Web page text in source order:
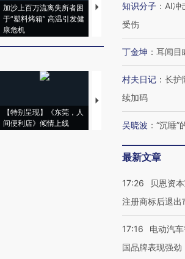
加沙上百万流离失所者困
于“塑料烤箱” 高温引发健
康危机
马航飞行员跨国走私7万
粒摇头丸 尿检体内含3种
【特别呈现】《东莞，人
间便利店》倾情上线
【推广】走进第四届链博
会，让数智科技“链”接产
知识分子 ： AI冲
受伤
丁金坤 ： 耳闻目
村夫日记 ： 长护
续加码
吴晓波 ： “沉睡”
最新文章
17:26
贝恩资
注册商标后退出
17:16
电动汽
国品牌表现强劲